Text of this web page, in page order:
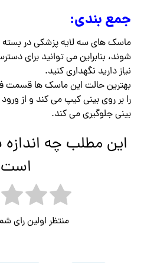
جمع بندی:
ماسک های سه لایه پزشکی در بسته
شوند، بنابراین می توانید برای
نیاز دارید نگهداری کنید.
بهترین حالت این ماسک ها قسمت
را بر روی بینی کیپ می کند و از
بینی جلوگیری می کند.
این مطلب چه اندازه
منتظر اولین رای